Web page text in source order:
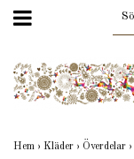
Hem › Kläder › Överdelar ›